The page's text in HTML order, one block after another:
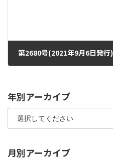
第2680号(2021年9月6日発行)
年別アーカイブ
月別アーカイブ